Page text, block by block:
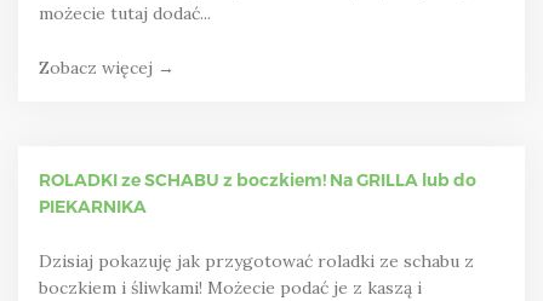
możecie tutaj dodać...
Zobacz więcej →
ROLADKI ze SCHABU z boczkiem! Na GRILLA lub do
PIEKARNIKA
Dzisiaj pokazuję jak przygotować roladki ze schabu z
boczkiem i śliwkami! Możecie podać je z kaszą i